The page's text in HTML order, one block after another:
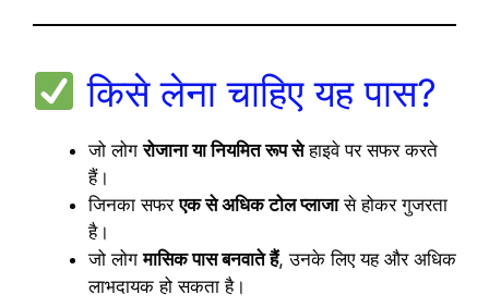
किसे लेना चाहिए यह पास?
जो लोगरोजाना या नियमित रूप सेहाइवे पर सफर करते
हैं।
जिनका सफरएक से अधिक टोल प्लाजासे होकर गुजरता
है।
जो लोगमासिक पास बनवाते हैं, उनके लिए यह और अधिक
लाभदायक हो सकता है।